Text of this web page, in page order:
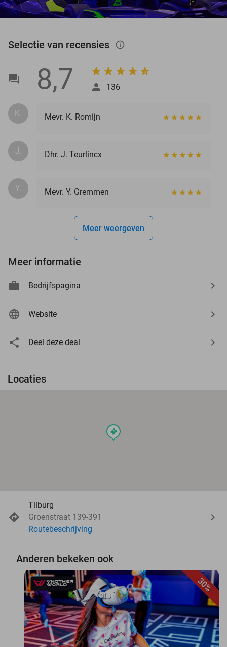
Selectie van recensies info_outlined
8,7 136
K. Mevr. K. Romijn
J. Dhr. J. Teurlincx
Y. Mevr. Y. Gremmen
Meer weergeven
Meer informatie
Bedrijfspagina
Website
Deel deze deal
Locaties
events
Tilburg
Groenstraat 139-391
Routebeschrijving
Anderen bekeken ook
30%